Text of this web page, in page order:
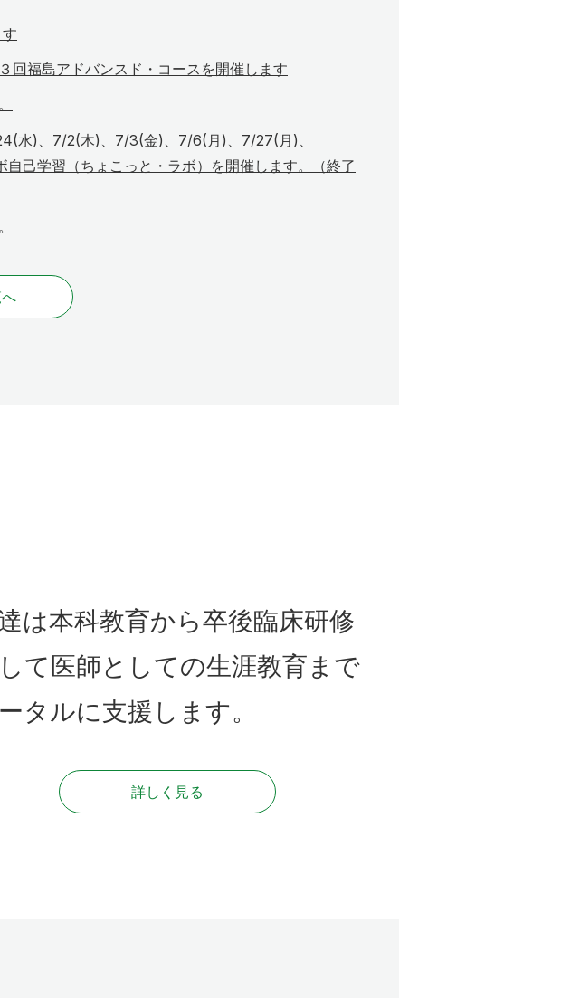
回福島アドバンスド・コースを開催します
水)、7/2(木)、7/3(金)、7/6(月)、7/27(月)、
己学習（ちょこっと・ラボ）を開催します。（終了
は本科教育から卒後臨床研修
て医師としての生涯教育まで
タルに支援します。
詳しく見る